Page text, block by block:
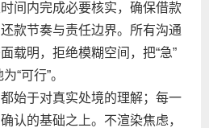
间内完成必要核实，确保借款
款节奏与责任边界。所有沟通
载明，拒绝模糊空间，把“急”
“可行”。
始于对真实处境的理解；每一
认的基础之上。不渲染焦虑，